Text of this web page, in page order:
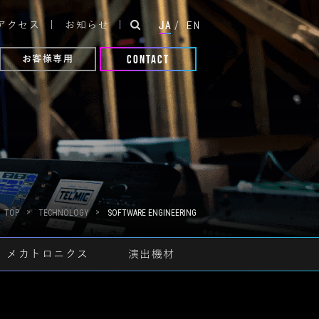
CONTACT
お客様専用
JA / EN
クセス お知らせ
TOP TECHNOLOGY SOFTWARE ENGINEERING
メカトロニクス 演出機材